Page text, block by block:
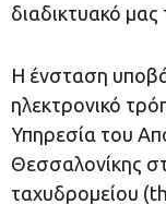
διαδικτυακό μας
Η ένσταση
ηλεκτρονικό
Υπηρεσία του
Θεσσαλονίκης
ταχυδρομείου (